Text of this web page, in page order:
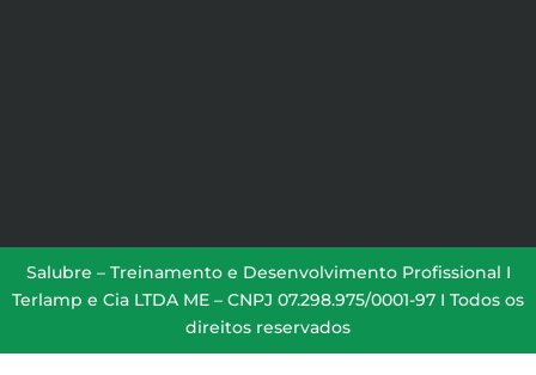
Salubre – Treinamento e Desenvolvimento Profissional I
Terlamp e Cia LTDA ME – CNPJ 07.298.975/0001-97 I Todos os
direitos reservados